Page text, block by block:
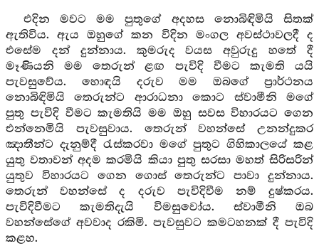
එදින මවට මම පුතුගේ අදහස නොබිඳිමියි සිතක්
ඇතිවිය. ඇය ඔහුගේ කන විදින මංගල අවස්ථාවලදී ද
එසේම දන් දුන්නාය. කුමරුද වයස අවුරුදු හතේ දී
මෑණියනි මම තෙරුන් ළඟ පැවිදි වීමට කැමති යයි
පැවසුවේය. හොඳයි දරුව මම ඔබගේ ප්‍රාර්ථනය
නොබිඳිමියි තෙරුන්ට ආරාධනා කොට ස්වාමීනි මගේ
පුතු පැවිදි වීමට කැමතියි මම ඔහු සවස විහාරයට ගෙන
එන්නෙමියි පැවසුවාය. තෙරුන් වහන්සේ උනන්දුකර
ඤාතීන්ට දැනුම්දී රැස්කරවා මගේ පුතුට ගිහිකාලයේ කළ
යුතු වතාවන් අදම කරමියි කියා පුතු සරසා මහත් සිරිසරින්
යුතුව විහාරයට ගෙන ගොස් තෙරුන්ට පාවා දුන්නාය.
තෙරුන් වහන්සේ ද දරුව පැවිදිවීම නම් දුෂ්කරය.
පැවිදිවීමට කැමතිදැයි විමසුවෝය. ස්වාමීනි ඔබ
වහන්සේගේ අවවාද රකිමි. පැවසුවට කමටහනක් දී පැවිදි
කළහ.